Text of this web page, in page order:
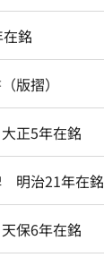
銘
版摺）
正5年在銘
明治21年在銘
保6年在銘